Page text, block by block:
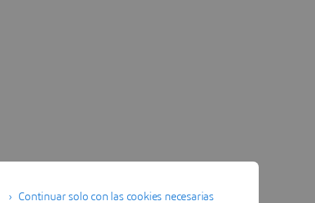
Continuar solo con las cookies necesarias